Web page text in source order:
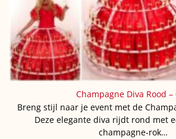
Champagne Diva Rood –
Breng stijl naar je event met de
Deze elegante diva rijdt rond met
champagne-rok…